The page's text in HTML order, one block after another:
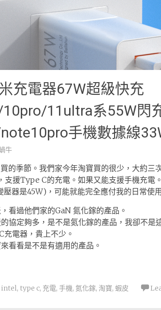
充電器67W超級快充
11ultra系55W閃
手機數據線
牛
的季節。我們家今年淘寶買的很少，大約三
援Type C的充電。如果又能支援手機充電。
器是45W)，可能就能完全應付我的日常使
看過他們家的GaN 氮化鎵的產品。
協定夠多，是不是氮化鎵的產品，我卻不是
電器，貴上不少。
看看是不是有適用的產品。
intel, type c, 充電, 手機, 氮化鎵, 淘寶, 蝦皮